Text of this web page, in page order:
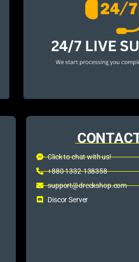
Click to chat with us!
+880 1332-138358
support@dreckshop.com
Discor Server